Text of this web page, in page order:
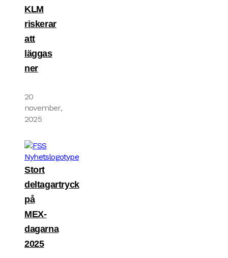
KLM
riskerar
att
läggas
ner
20
november,
2025
Stort
deltagartryck
på
MEX-
dagarna
2025